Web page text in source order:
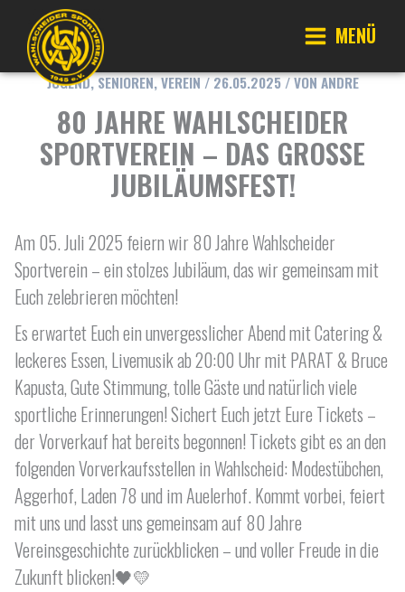
springen
Main
Menu
MENÜ
JUGEND,SENIOREN,VEREIN/26.05.2025/ VONANDRE
80 JAHRE WAHLSCHEIDER
SPORTVEREIN – DAS GROSSE J
UBILÄUMSFEST!
Am 05. Juli 2025 feiern wir 80 Jahre Wahlscheider
Sportverein – ein stolzes Jubiläum, das wir gemeinsam mit
Euch zelebrieren möchten!
Es erwartet Euch ein unvergesslicher Abend mit Catering &
leckeres Essen, Livemusik ab 20:00 Uhr mit PARAT & Bruce
Kapusta, Gute Stimmung, tolle Gäste und natürlich viele
sportliche Erinnerungen! Sichert Euch jetzt Eure Tickets –
der Vorverkauf hat bereits begonnen! Tickets gibt es an den
folgenden Vorverkaufsstellen in Wahlscheid: Modestübchen,
Aggerhof, Laden 78 und im Auelerhof. Kommt vorbei, feiert
mit uns und lasst uns gemeinsam auf 80 Jahre
Vereinsgeschichte zurückblicken – und voller Freude in die
Zukunft blicken!🖤💛